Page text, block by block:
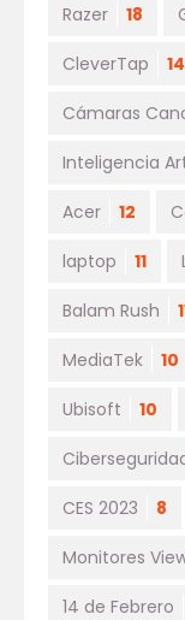
Razer 18
CleverTap 14
Cámaras
Inteligencia
Acer 12
laptop 11
Balam Rush
MediaTek 10
Ubisoft 10
CES 2023 8
Monitores
14 de Febrero